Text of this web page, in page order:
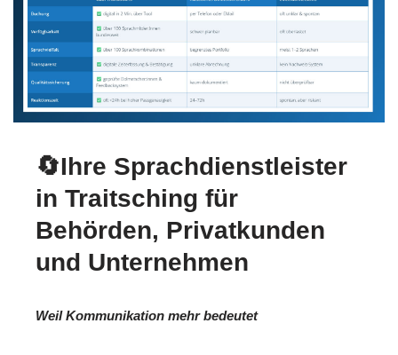
🔄Ihre Sprachdienstleister
in Traitsching für
Behörden, Privatkunden
und Unternehmen
Weil Kommunikation mehr bedeutet